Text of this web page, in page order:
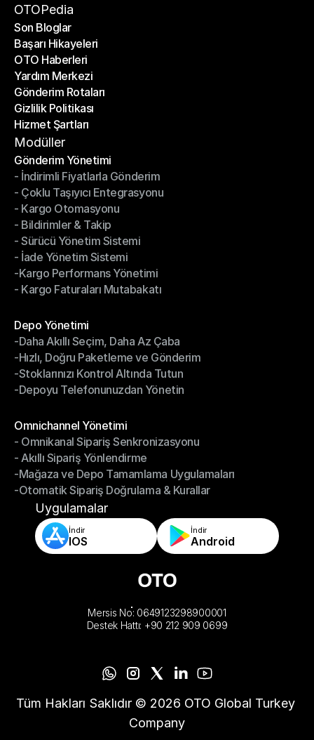
Bir Ortak Ol
OTOPedia
Son Bloglar
Son Bloglar
Başarı Hikayeleri
Başarı Hikayeleri
OTO Haberleri
OTO Haberleri
Yardım Merkezi
Yardım Merkezi
Gönderim Rotaları
Gönderim Rotaları
Gizlilik Politikası
Gizlilik Politikası
Hizmet Şartları
Hizmet Şartları
Modüller
Gönderim Yönetimi
Gönderim Yönetimi
- İndirimli Fiyatlarla Gönderim
- İndirimli Fiyatlarla Gönderim
- Çoklu Taşıyıcı Entegrasyonu
- Çoklu Taşıyıcı Entegrasyonu
- Kargo Otomasyonu
- Kargo Otomasyonu
- Bildirimler & Takip
- Bildirimler & Takip
- Sürücü Yönetim Sistemi
- Sürücü Yönetim Sistemi
- İade Yönetim Sistemi
- İade Yönetim Sistemi
-Kargo Performans Yönetimi
-Kargo Performans Yönetimi
- Kargo Faturaları Mutabakatı
Depo Yönetimi
Depo Yönetimi
-Daha Akıllı Seçim, Daha Az Çaba
-Daha Akıllı Seçim, Daha Az Çaba
-Hızlı, Doğru Paketleme ve Gönderim
-Hızlı, Doğru Paketleme ve Gönderim
-Stoklarınızı Kontrol Altında Tutun
-Stoklarınızı Kontrol Altında Tutun
-Depoyu Telefonunuzdan Yönetin
Omnichannel Yönetimi
Omnichannel Yönetimi
- Omnikanal Sipariş Senkronizasyonu
- Omnikanal Sipariş Senkronizasyonu
- Akıllı Sipariş Yönlendirme
- Akıllı Sipariş Yönlendirme
-Mağaza ve Depo Tamamlama Uygulamaları
-Mağaza ve Depo Tamamlama Uygulamaları
-Otomatik Sipariş Doğrulama & Kurallar
-Otomatik Sipariş Doğrulama & Kurallar
Uygulamalar
İndir
IOS
İndir
Android
Mersis No: 0649123298900001
Destek Hattı: +90 212 909 0699
Tüm Hakları Saklıdır © 2026 OTO Global Turkey
Company